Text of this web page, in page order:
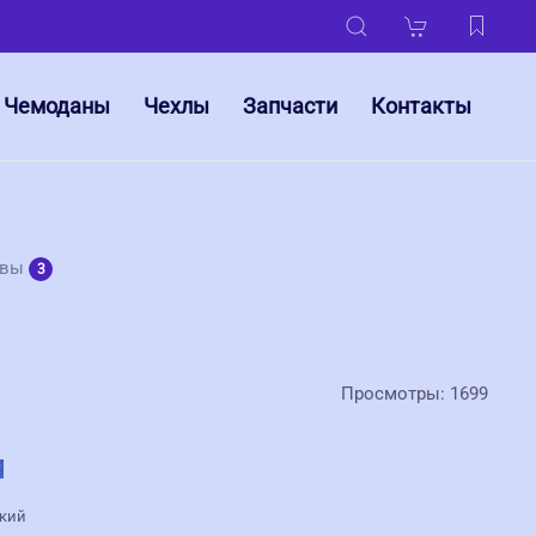
Чемоданы Чехлы Запчасти Контакты
3
Просмотры: 1699